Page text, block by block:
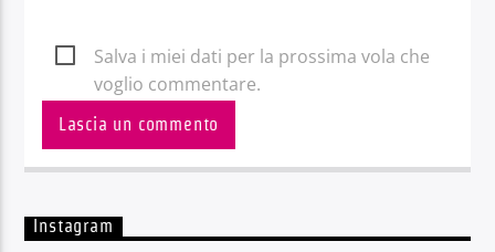
Salva i miei dati per la prossima vola che
voglio commentare.
Instagram